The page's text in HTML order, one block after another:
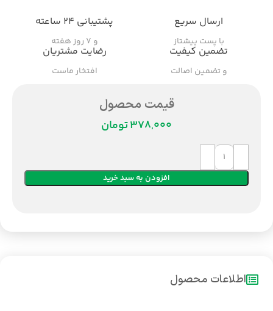
ارسال سریع
با پست پیشتاز
پشتیبانی ۲۴ ساعته
و ۷ روز هفته
تضمین کیفیت
و تضمین اصالت
رضایت مشتریان
افتخار ماست
قیمت محصول
تومان
افزودن به سبد خرید
اطلاعات محصول